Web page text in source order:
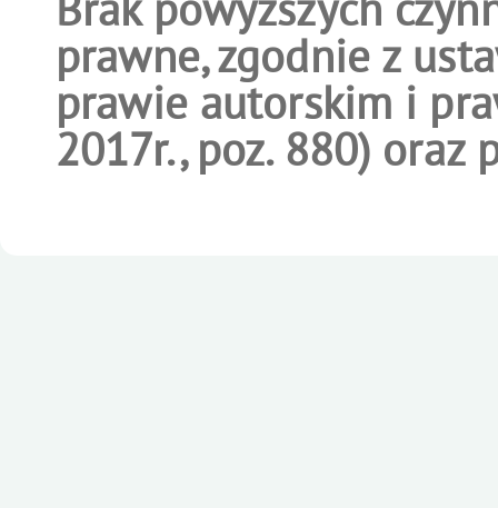
prawne, zgodnie z
prawie autorskim i
2017r., poz. 880) oraz